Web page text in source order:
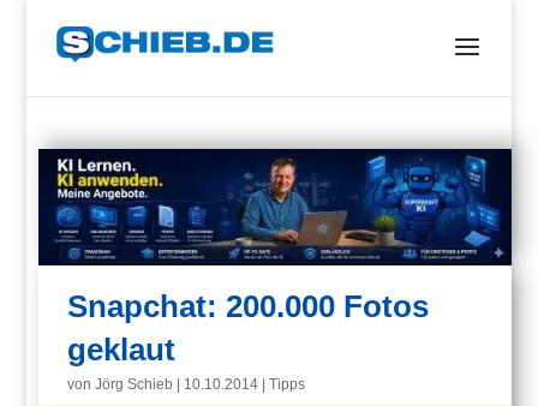
Snapchat: 200.000 Fotos
geklaut
vonJörg Schieb 10.10.2014 |Tipps